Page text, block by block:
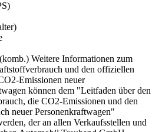
Weitere Informationen zum
und den offiziellen
Emissionen neuer
können dem "Leitfaden über den
die CO2-Emissionen und den
neuer Personenkraftwagen"
der an allen Verkaufsstellen und